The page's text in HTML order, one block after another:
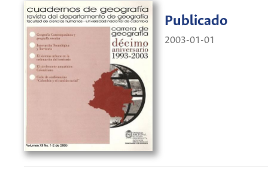
Publicado
2003-01-01